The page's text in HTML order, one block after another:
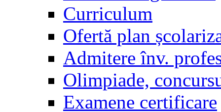
Curriculum
Ofertă plan
Admitere înv.
Olimpiade,
Examene certificare